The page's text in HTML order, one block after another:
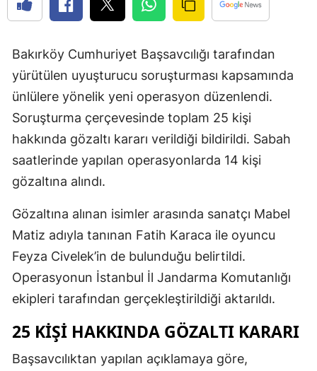
Bakırköy Cumhuriyet Başsavcılığı tarafından
yürütülen uyuşturucu soruşturması kapsamında
ünlülere yönelik yeni operasyon düzenlendi.
Soruşturma çerçevesinde toplam 25 kişi
hakkında gözaltı kararı verildiği bildirildi. Sabah
saatlerinde yapılan operasyonlarda 14 kişi
gözaltına alındı.
Gözaltına alınan isimler arasında sanatçı Mabel
Matiz adıyla tanınan Fatih Karaca ile oyuncu
Feyza Civelek’in de bulunduğu belirtildi.
Operasyonun İstanbul İl Jandarma Komutanlığı
ekipleri tarafından gerçekleştirildiği aktarıldı.
25 KIŞI HAKKINDA GÖZALTI KARARI
Başsavcılıktan yapılan açıklamaya göre,